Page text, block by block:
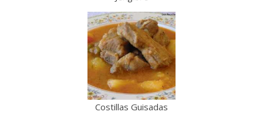
Costillas Guisadas